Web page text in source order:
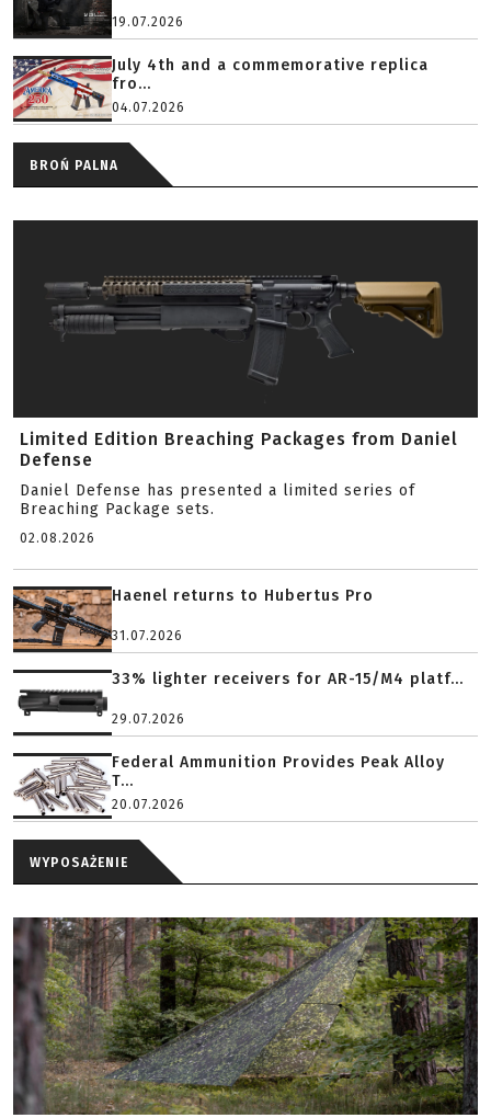
19.07.2026
July 4th and a commemorative replica
fro...
04.07.2026
BROŃ PALNA
Limited Edition Breaching Packages from Daniel
Defense
Daniel Defense has presented a limited series of
Breaching Package sets.
02.08.2026
Haenel returns to Hubertus Pro
31.07.2026
33% lighter receivers for AR-15/M4 platf...
29.07.2026
Federal Ammunition Provides Peak Alloy
T...
20.07.2026
WYPOSAŻENIE